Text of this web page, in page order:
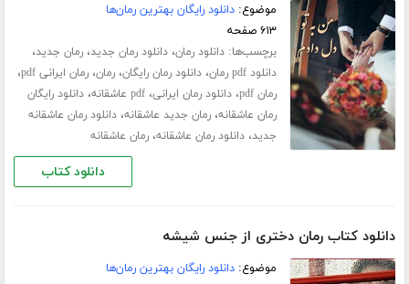
موضوع:دانلود رایگان بهترین رمان‌ها
۶۱۳ صفحه
برچسب‌ها:دانلود رمان،دانلود رمان جدید،رمان جدید،
دانلود pdf رمان ،دانلود رمان رایگان،رمان،رمان ایرانی pdf ،
رمان pdf ،دانلود رمان ایرانی،pdf عاشقانه ،دانلود رایگان
رمان عاشقانه،رمان جدید عاشقانه،دانلود رمان عاشقانه
جدید،دانلود رمان عاشقانه،رمان عاشقانه
دانلود کتاب
دانلود کتاب رمان دختری از جنس شیشه
موضوع:دانلود رایگان بهترین رمان‌ها